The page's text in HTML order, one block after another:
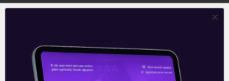
maior o risco, maior o retorno.
oscilação de preços que causam
desconforto a qualquer investidor –